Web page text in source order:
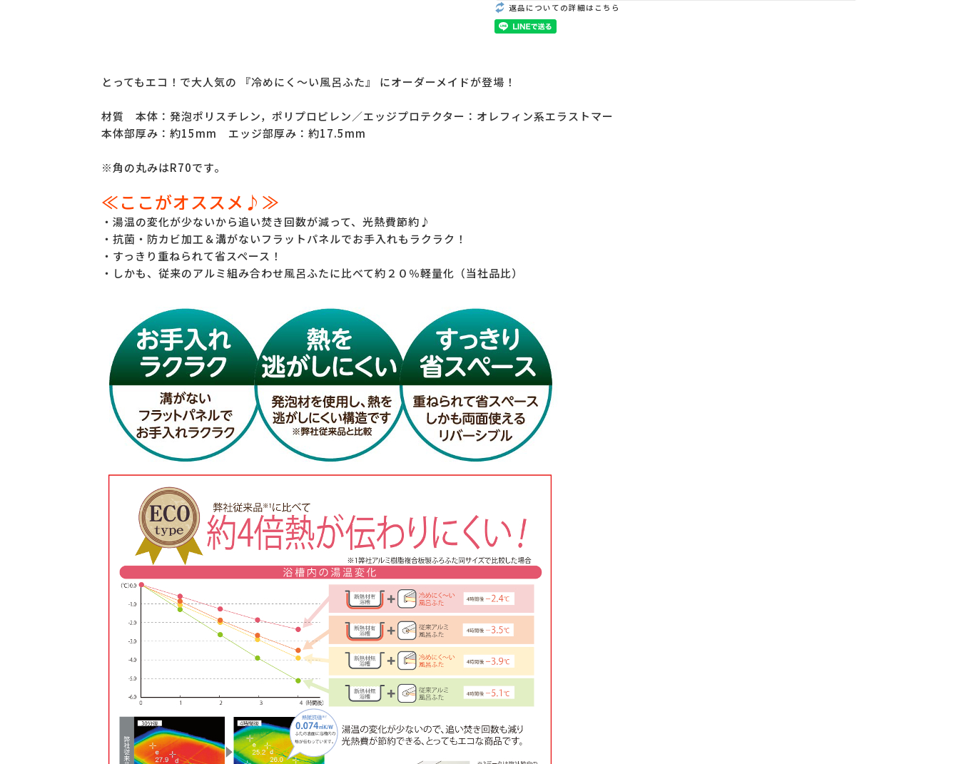
返品についての詳細はこちら
とってもエコ！で大人気の 『冷めにく～い風呂ふた』 にオーダーメイドが登場！
材質 本体：発泡ポリスチレン，ポリプロピレン／エッジプロテクター：オレフィン系エラストマー
本体部厚み：約15mm エッジ部厚み：約17.5mm
※角の丸みはR70です。
≪ここがオススメ♪≫
・湯温の変化が少ないから追い焚き回数が減って、光熱費節約♪
・抗菌・防カビ加工＆溝がないフラットパネルでお手入れもラクラク！
・すっきり重ねられて省スペース！
・しかも、従来のアルミ組み合わせ風呂ふたに比べて約２０％軽量化（当社品比）